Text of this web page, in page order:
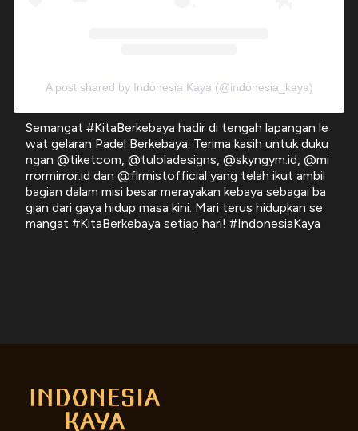
A post shared by Indonesia Kaya (@indonesia_kaya)
Semangat #KitaBerkebaya hadir di tengah lapangan le
wat gelaran Padel Berkebaya. Terima kasih untuk duku
ngan @tiketcom, @tuloladesigns, @skyngym.id, @mi
rrormirror.id dan @flrmistofficial yang telah ikut ambil
bagian dalam misi besar merayakan kebaya sebagai ba
gian dari gaya hidup masa kini. Mari terus hidupkan se
mangat #KitaBerkebaya setiap hari! #IndonesiaKaya